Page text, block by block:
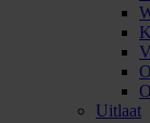
Uitlaat